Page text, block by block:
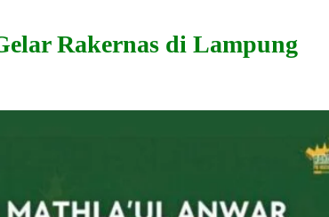
Rakernas di Lampung